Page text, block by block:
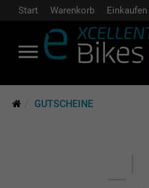
Start Warenkorb Einkaufen
GUTSCHEINE